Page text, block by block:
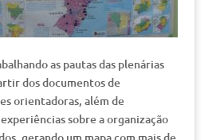
as pautas das plenárias
dos documentos de
orientadoras, além de
sobre a organização